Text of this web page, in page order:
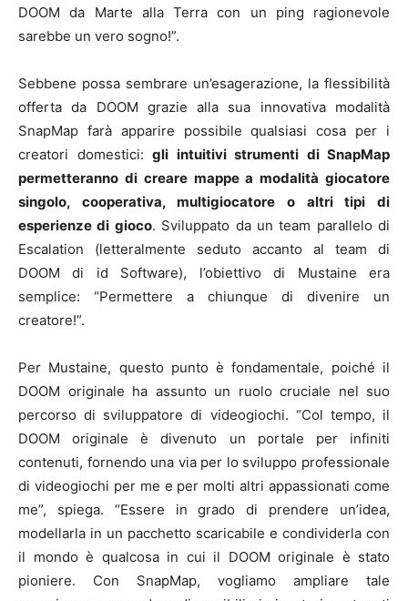
DOOM da Marte alla Terra con un ping ragionevole
sarebbe un vero sogno!”.
Sebbene possa sembrare un’esagerazione, la flessibilità
offerta da DOOM grazie alla sua innovativa modalità
SnapMap farà apparire possibile qualsiasi cosa per i
creatori domestici: gli intuitivi strumenti di SnapMap
permetteranno di creare mappe a modalità giocatore
singolo, cooperativa, multigiocatore o altri tipi di
esperienze di gioco. Sviluppato da un team parallelo di
Escalation (letteralmente seduto accanto al team di
DOOM di id Software), l’obiettivo di Mustaine era
semplice: “Permettere a chiunque di divenire un
creatore!”.
Per Mustaine, questo punto è fondamentale, poiché il
DOOM originale ha assunto un ruolo cruciale nel suo
percorso di sviluppatore di videogiochi. “Col tempo, il
DOOM originale è divenuto un portale per infiniti
contenuti, fornendo una via per lo sviluppo professionale
di videogiochi per me e per molti altri appassionati come
me”, spiega. “Essere in grado di prendere un’idea,
modellarla in un pacchetto scaricabile e condividerla con
il mondo è qualcosa in cui il DOOM originale è stato
pioniere. Con SnapMap, vogliamo ampliare tale